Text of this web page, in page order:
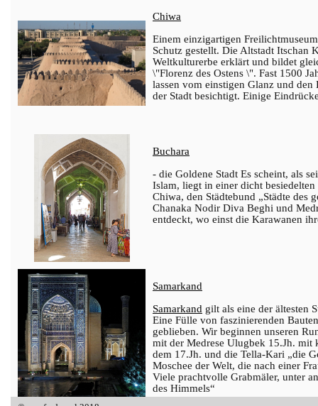
Chiwa
Einem einzigartigen
Schutz gestellt. Die Altstadt Itschan
Weltkulturerbe erklärt und bildet
\"Florenz des Ostens \". Fast 1500
lassen vom einstigen Glanz und
der Stadt besichtigt. Einige
Buchara
- die Goldene Stadt Es scheint, als
Islam, liegt in einer dicht
Chiwa, den Städtebund „Städte
Chanaka Nodir Diva Beghi und
entdeckt, wo einst die Karawanen
Samarkand
Samarkand gilt als eine der ältesten
Eine Fülle von faszinierenden
geblieben. Wir beginnen unseren
mit der Medrese Ulugbek 15.Jh. mit
dem 17.Jh. und die Tella-Kari „die
Moschee der Welt, die nach einer
Viele prachtvolle Grabmäler, unter
des Himmels“